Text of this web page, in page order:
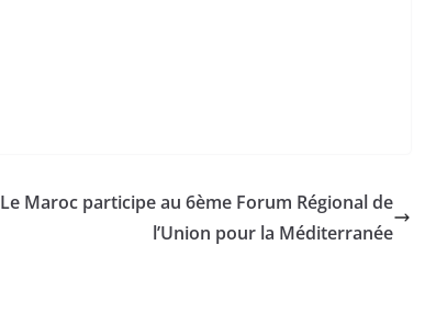
Le Maroc participe au 6ème Forum Régional de
l’Union pour la Méditerranée